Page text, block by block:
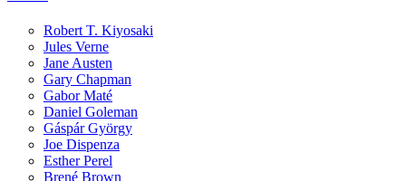
Robert T. Kiyosaki
Jules Verne
Jane Austen
Gary Chapman
Gabor Maté
Daniel Goleman
Gáspár György
Joe Dispenza
Esther Perel
Brené Brown